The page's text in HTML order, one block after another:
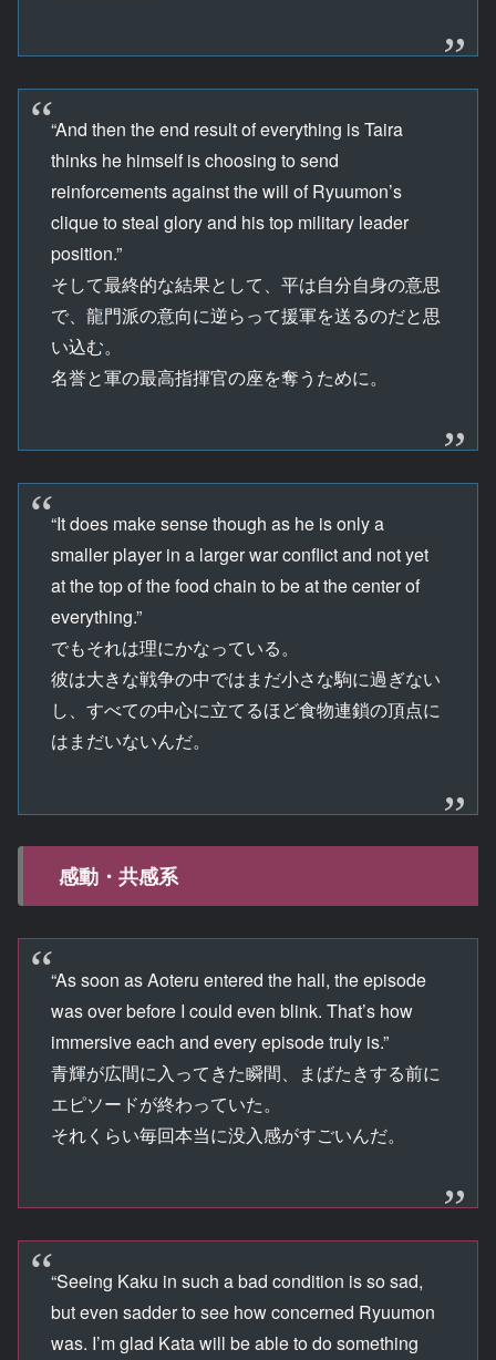
“And then the end result of everything is Taira
thinks he himself is choosing to send
reinforcements against the will of Ryuumon’s
clique to steal glory and his top military leader
position.”
そして最終的な結果として、平は自分自身の意思
で、龍門派の意向に逆らって援軍を送るのだと思
い込む。
名誉と軍の最高指揮官の座を奪うために。
“It does make sense though as he is only a
smaller player in a larger war conflict and not yet
at the top of the food chain to be at the center of
everything.”
でもそれは理にかなっている。
彼は大きな戦争の中ではまだ小さな駒に過ぎない
し、すべての中心に立てるほど食物連鎖の頂点に
はまだいないんだ。
感動・共感系
“As soon as Aoteru entered the hall, the episode
was over before I could even blink. That’s how
immersive each and every episode truly is.”
青輝が広間に入ってきた瞬間、まばたきする前に
エピソードが終わっていた。
それくらい毎回本当に没入感がすごいんだ。
“Seeing Kaku in such a bad condition is so sad,
but even sadder to see how concerned Ryuumon
was. I’m glad Kata will be able to do something